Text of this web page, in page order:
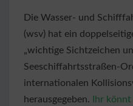
Die Wasser- und
(wsv) hat ein
„wichtige Sichtzeichen
Seeschiffahrtsstraßen-
internationalen
herausgegeben.
Ihr